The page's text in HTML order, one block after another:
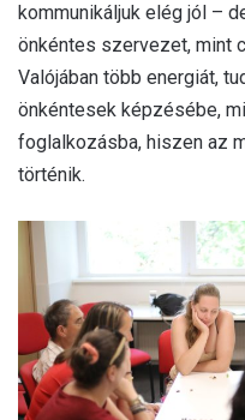
kommunikáljuk elég jól –
önkéntes szervezet, mint
Valójában több energiát,
önkéntesek képzésébe,
foglalkozásba, hiszen az
történik.